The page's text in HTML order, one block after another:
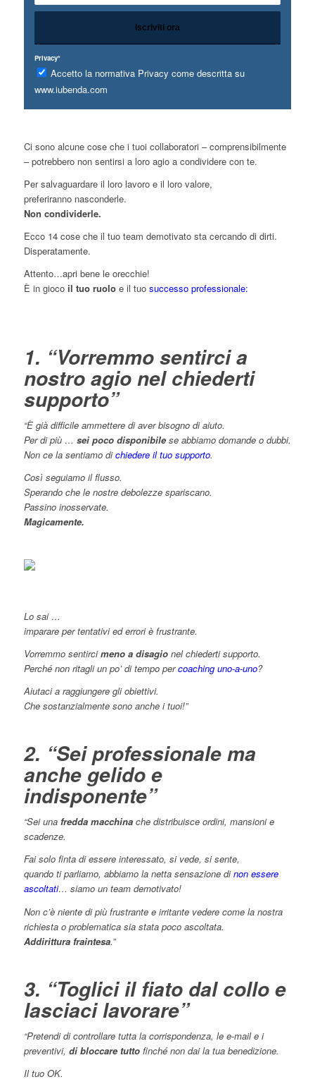
Privacy*
Accetto la normativa Privacy come descritta su
www.iubenda.com
Ci sono alcune cose che i tuoi collaboratori – comprensibilmente
– potrebbero non sentirsi a loro agio a condividere con te.
Per salvaguardare il loro lavoro e il loro valore,
preferiranno nasconderle.
Non condividerle.
Ecco 14 cose che il tuo team demotivato sta cercando di dirti.
Disperatamente.
Attento…apri bene le orecchie!
È in gioco il tuo ruoloe il tuo successo professionale:
1. “Vorremmo sentirci a
nostro agio nel chiederti
supporto”
“È già difficile ammettere di aver bisogno di aiuto.
Per di più … sei poco disponibilese abbiamo domande o dubbi.
Non ce la sentiamo dichiedere il tuo supporto.
Così seguiamo il flusso.
Sperando che le nostre debolezze spariscano.
Passino inosservate.
Magicamente.
Lo sai …
imparare per tentativi ed errori è frustrante.
Vorremmo sentircimeno a disagionel chiederti supporto.
Perché non ritagli un po’ di tempo percoaching uno-a-uno?
Aiutaci a raggiungere gli obiettivi.
Che sostanzialmente sono anche i tuoi!”
2. “Sei professionale ma
anche gelido e
indisponente”
“Sei una fredda macchinache distribuisce ordini, mansioni e
scadenze.
Fai solo finta di essere interessato, si vede, si sente,
quando ti parliamo, abbiamo la netta sensazione dinon essere
ascoltati… siamo un team demotivato!
Non c’è niente di più frustrante e irritante vedere come la nostra
richiesta o problematica sia stata poco ascoltata.
Addirittura fraintesa.”
3. “Toglici il fiato dal collo e
lasciaci lavorare”
“Pretendi di controllare tutta la corrispondenza, le e-mail e i
preventivi, di bloccare tuttofinché non dai la tua benedizione.
Il tuo OK.